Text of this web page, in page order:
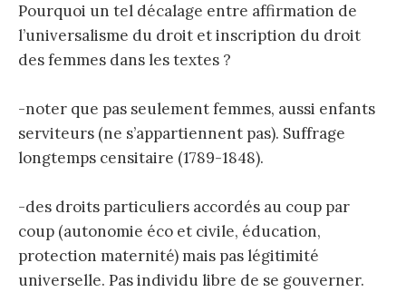
Pourquoi un tel décalage entre affirmation de
l’universalisme du droit et inscription du droit
des femmes dans les textes ?
-noter que pas seulement femmes, aussi enfants
serviteurs (ne s’appartiennent pas). Suffrage
longtemps censitaire (1789-1848).
-des droits particuliers accordés au coup par
coup (autonomie éco et civile, éducation,
protection maternité) mais pas légitimité
universelle. Pas individu libre de se gouverner.